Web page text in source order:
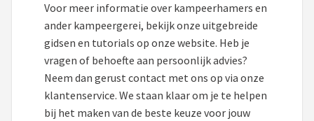
Voor meer informatie over kampeerhamers en
ander kampeergerei, bekijk onze uitgebreide
gidsen en tutorials op onze website. Heb je
vragen of behoefte aan persoonlijk advies?
Neem dan gerust contact met ons op via onze
klantenservice. We staan klaar om je te helpen
bij het maken van de beste keuze voor jouw